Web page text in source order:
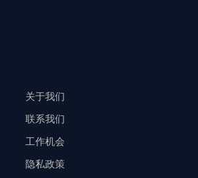
关于我们
联系我们
工作机会
隐私政策